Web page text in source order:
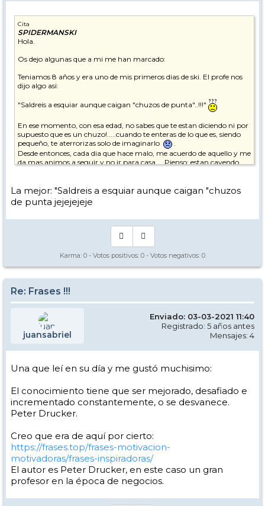
Cita
SPIDERMANSKI
Hola.
Os dejo algunas que a mi me han marcado:
Teniamos 8 años y era uno de mis primeros dias de ski. El profe nos
dijo algo asi:
"Saldreis a esquiar aunque caigan "chuzos de punta"..!!!"
En ese momento, con esa edad, no sabes que te estan diciendo ni por
supuesto que es un chuzo!.....cuando te enteras de lo que es, siendo
pequeño, te aterrorizas solo de imaginarlo
.
Desde entonces, cada dia que hace malo, me acuerdo de aquello y me
da mas animos a seguir y no ir para casa.....Pienso: estan cayendo
Otra:
Año 1986, somos un grupito de monitores en un stage intensivo de
Aparece el mismisimo Henri Authier.... se pone delante nuestro y
De aqui quien es el que sabe menos??.....Entre nosotros nos miramos
y como nos conociamos, sabes quien es pero por prudencia nadie
dice nada.....
Ante la callada, responde:
SOY YO!
Y añade: esquio cada dia, cada dia aprendo y no lo se todo!
En ese momento te crees que solo es una forma de subirnos la moral,
que nosotros, veinteañeros pipiolos, eramos capaces... Pero con el
paso de los años, aunque con dificultad, creo que lo he entendido (la
Y mi preferida:
"Esta blanco y hace bajada !!! "
La mejor: "Saldreis a esquiar aunque caigan "chuzos
de punta jejejejeje
Karma: 0 - Votos positivos: 0 - Votos negativos: 0
Re: Frases !!!
juansabriel
Enviado: 03-03-2021 11:40
Registrado: 5 años antes
Mensajes: 4
Una que leí en su día y me gustó muchisimo:
El conocimiento tiene que ser mejorado, desafiado e
incrementado constantemente, o se desvanece.
Peter Drucker.
Creo que era de aquí por cierto:
https://frases.top/frases-motivacion-
motivadoras/frases-inspiradoras/
El autor es Peter Drucker, en este caso un gran
profesor en la época de negocios.